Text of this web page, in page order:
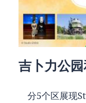
吉卜力公
分5个区展现